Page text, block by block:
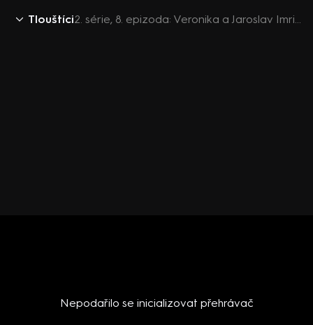
Tlouštíci 2. série, 8. epizoda: Veronika a Jaroslav Imrichovi - Karviná. Společný úspěšný boj
Nepodařilo se inicializovat přehrávač